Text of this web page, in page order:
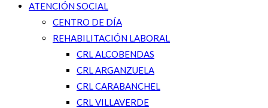
ATENCIÓN SOCIAL
CENTRO DE DÍA
REHABILITACIÓN LABORAL
CRL ALCOBENDAS
CRL ARGANZUELA
CRL CARABANCHEL
CRL VILLAVERDE